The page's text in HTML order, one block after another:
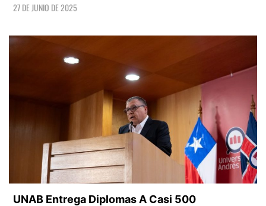
27 DE JUNIO DE 2025
UNAB Entrega Diplomas A Casi 500